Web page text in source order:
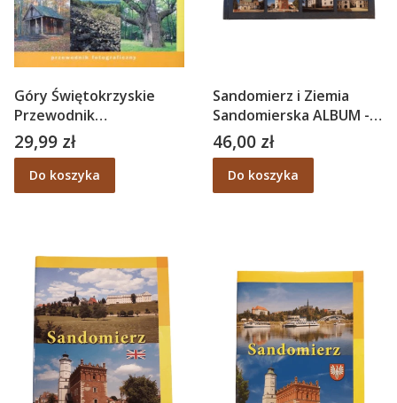
Góry Świętokrzyskie
Przewodnik
fotograficzny -
Krzysztof Adam Śliwa
Cena
29,99 zł
Do koszyka
Sandomierz i Ziemia
Sandomierska ALBUM -
Adam Śliwa POL ANG
NIEM
Cena
46,00 zł
Do koszyka